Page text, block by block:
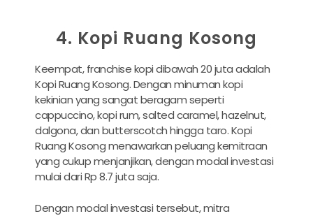
4. Kopi Ruang Kosong
Keempat, franchise kopi dibawah 20 juta adalah
Kopi Ruang Kosong. Dengan minuman kopi
kekinian yang sangat beragam seperti
cappuccino, kopi rum, salted caramel, hazelnut,
dalgona, dan butterscotch hingga taro. Kopi
Ruang Kosong menawarkan peluang kemitraan
yang cukup menjanjikan, dengan modal investasi
mulai dari Rp 8.7 juta saja.
Dengan modal investasi tersebut, mitra